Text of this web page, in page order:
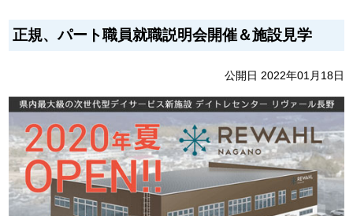
正規、パート職員就職説明会開催＆施設見学
公開日 2022年01月18日